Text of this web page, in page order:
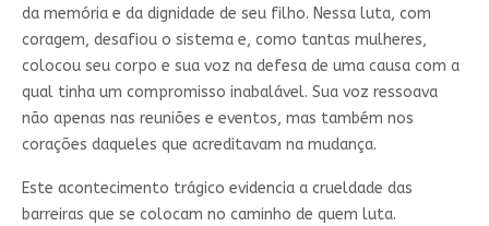
da memória e da dignidade de seu filho. Nessa luta, com
coragem, desafiou o sistema e, como tantas mulheres,
colocou seu corpo e sua voz na defesa de uma causa com a
qual tinha um compromisso inabalável. Sua voz ressoava
não apenas nas reuniões e eventos, mas também nos
corações daqueles que acreditavam na mudança.
Este acontecimento trágico evidencia a crueldade das
barreiras que se colocam no caminho de quem luta.